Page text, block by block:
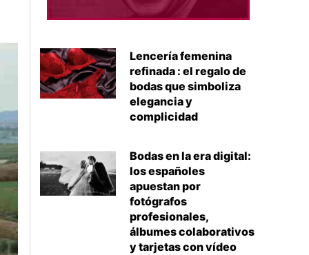
Lencería femenina
refinada : el regalo de
bodas que simboliza
elegancia y
complicidad
Bodas en la era digital:
los españoles
apuestan por
fotógrafos
profesionales,
álbumes colaborativos
y tarjetas con vídeo